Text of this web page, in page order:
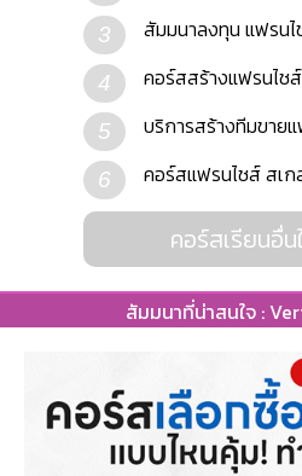
3 สัมมนาลงทุน แฟรน
4 คอร์สสร้างแฟรนไช
5 บริการสร้างทีมขาย
6 คอร์สแฟรนไชส์ สเก
คอร์สเรียนอื่
สัมมนาที่น่าสนใจ :